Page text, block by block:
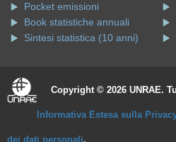
Pocket emissioni
Book statistiche annuali
Sintesi statistica (10 anni)
Copyright © 2026 UNRAE.
Informativa Estesa sulla Privacy
dei dati personali.